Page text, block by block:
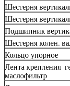
Шестерня
Шестерня
Подшипник
Шестерня колен.
Кольцо упорное
Лента крепления
маслофильтр